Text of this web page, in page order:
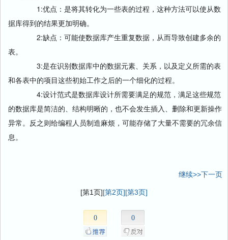
1:优点：是将其转化为一些表的过程，这种方法可以使从数
据库得到的结果更加明确。
2:缺点：可能使数据库产生重复数据，从而导致创建多余的
表。
3:是在识别数据库中的数据元素、关系，以及定义所需的表
和各表中的项目这些初始工作之后的一个细化的过程。
4:设计范式是数据库设计所需要满足的规范，满足这些规范
的数据库是简洁的、结构明晰的，也不会发生插入、删除和更新操作
异常。反之则给编程人员制造麻烦，可能存储了大量不需要的冗余信
息。
继续>>下一页
[第1页][第2页][第3页]
0 0